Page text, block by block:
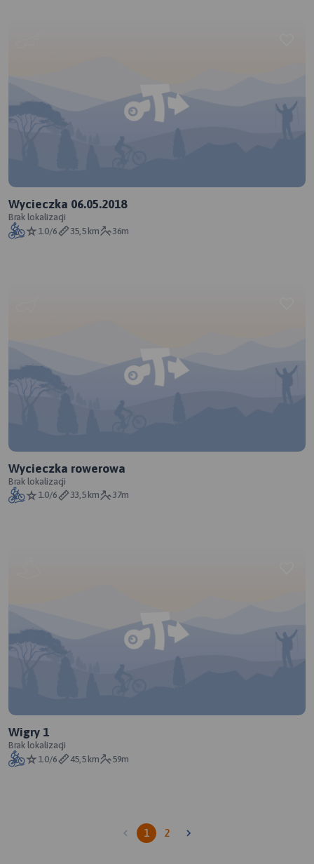
Wycieczka 06.05.2018
Brak lokalizacji
1.0/6
35,5 km 36m
Wycieczka rowerowa
Brak lokalizacji
1.0/6
33,5 km 37m
Wigry 1
Brak lokalizacji
1.0/6
45,5 km 59m
1 2